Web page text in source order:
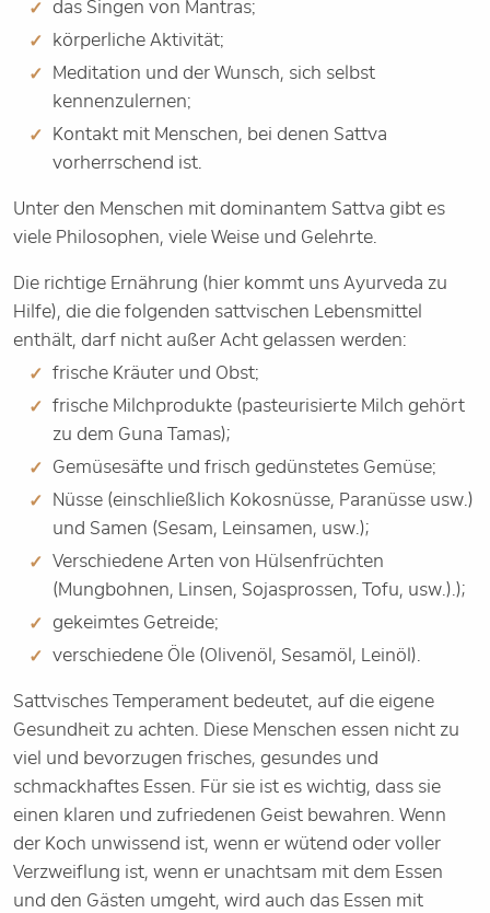
das Singen von Mantras;
körperliche Aktivität;
Meditation und der Wunsch, sich selbst
kennenzulernen;
Kontakt mit Menschen, bei denen Sattva
vorherrschend ist.
Unter den Menschen mit dominantem Sattva gibt es
viele Philosophen, viele Weise und Gelehrte.
Die richtige Ernährung (hier kommt uns Ayurveda zu
Hilfe), die die folgenden sattvischen Lebensmittel
enthält, darf nicht außer Acht gelassen werden:
frische Kräuter und Obst;
frische Milchprodukte (pasteurisierte Milch gehört
zu dem Guna Tamas);
Gemüsesäfte und frisch gedünstetes Gemüse;
Nüsse (einschließlich Kokosnüsse, Paranüsse usw.)
und Samen (Sesam, Leinsamen, usw.);
Verschiedene Arten von Hülsenfrüchten
(Mungbohnen, Linsen, Sojasprossen, Tofu, usw.).);
gekeimtes Getreide;
verschiedene Öle (Olivenöl, Sesamöl, Leinöl).
Sattvisches Temperament bedeutet, auf die eigene
Gesundheit zu achten. Diese Menschen essen nicht zu
viel und bevorzugen frisches, gesundes und
schmackhaftes Essen. Für sie ist es wichtig, dass sie
einen klaren und zufriedenen Geist bewahren. Wenn
der Koch unwissend ist, wenn er wütend oder voller
Verzweiflung ist, wenn er unachtsam mit dem Essen
und den Gästen umgeht, wird auch das Essen mit